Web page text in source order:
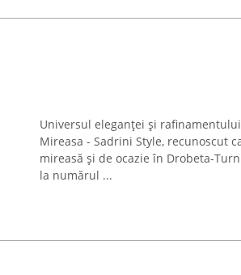
Universul eleganței și
Mireasa - Sadrini Style, recunoscut
mireasă și de ocazie în Drobeta-
la numărul ...